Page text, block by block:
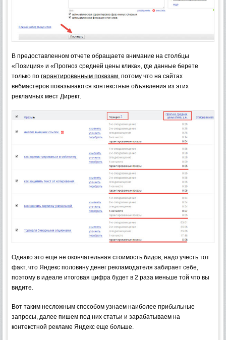
В предоставленном отчете обращаете внимание на столбцы
«Позиция» и «Прогноз средней цены клика», где данные берете
только по гарантированным показам, потому что на сайтах
вебмастеров показываются контекстные объявления из этих
рекламных мест Директ.
Однако это еще не окончательная стоимость бидов, надо учесть тот
факт, что Яндекс половину денег рекламодателя забирает себе,
поэтому в идеале итоговая цифра будет в 2 раза меньше той что вы
видите.
Вот таким несложным способом узнаем наиболее прибыльные
запросы, далее пишем под них статьи и зарабатываем на
контекстной рекламе Яндекс еще больше.